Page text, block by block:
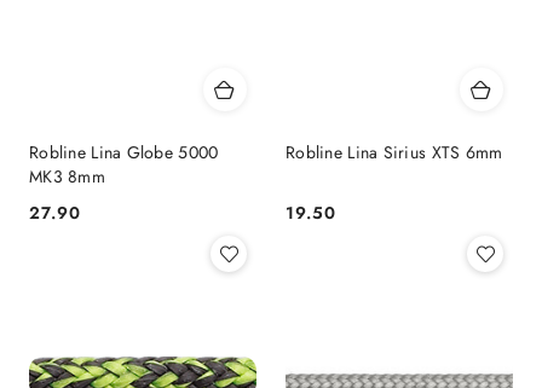
Robline Lina Globe 5000
MK3 8mm
Cena:
27.90
Robline Lina Sirius XTS 6mm
Cena:
19.50